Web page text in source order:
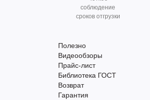
соблюдение
сроков отгрузки
Полезно
Видеообзоры
Прайс-лист
Библиотека ГОСТ
Возврат
Гарантия